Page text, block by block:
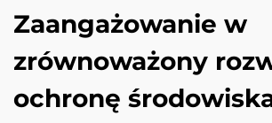
Zaangażowanie w
zrównoważony
ochronę